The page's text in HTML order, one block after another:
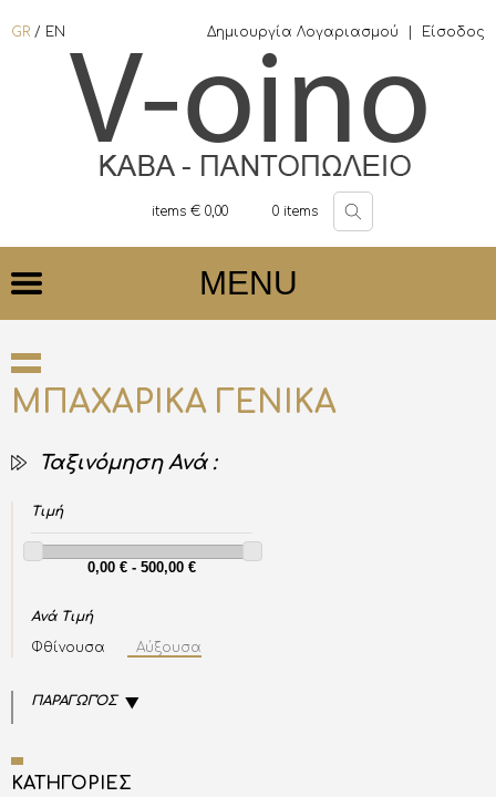
GR / EN Δημιουργία Λογαριασμού Είσοδος
items € 0,00 0 items
MENU
ΜΠΑΧΑΡΙΚΑ ΓΕΝΙΚΑ
Ταξινόμηση Ανά :
Τιμή
Ανά Τιμή
Φθίνουσα
Αύξουσα
ΠΑΡΑΓΩΓΌΣ
ΚΑΤΗΓΟΡΙΕΣ